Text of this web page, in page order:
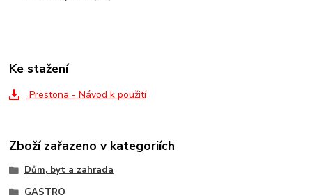
Ke stažení
Prestona - Návod k použití
Zboží zařazeno v kategoriích
Dům, byt a zahrada
GASTRO